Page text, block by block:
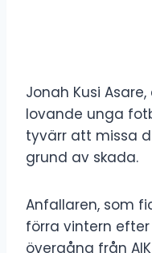
Jonah Kusi
lovande unga
tyvärr att missa
grund av skada.
Anfallaren, som
förra vintern
övergång från